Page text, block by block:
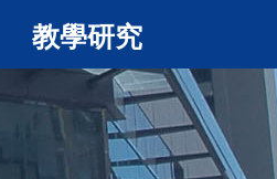
教學研究